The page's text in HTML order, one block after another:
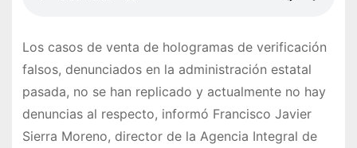
Los casos de venta de hologramas de verificación
falsos, denunciados en la administración estatal
pasada, no se han replicado y actualmente no hay
denuncias al respecto, informó Francisco Javier
Sierra Moreno, director de la Agencia Integral de